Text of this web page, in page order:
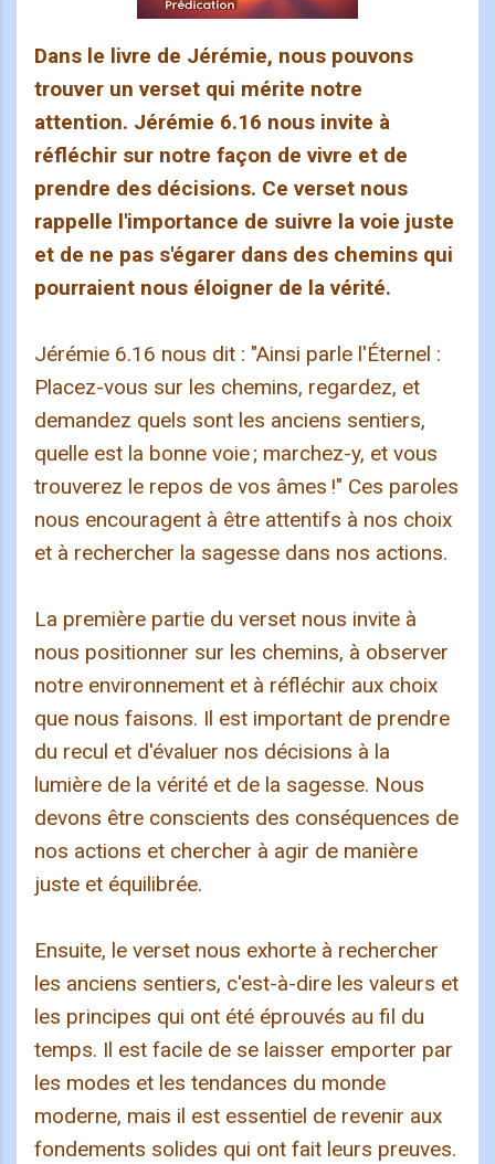
Dans le livre de Jérémie, nous pouvons
trouver un verset qui mérite notre
attention. Jérémie 6.16 nous invite à
réfléchir sur notre façon de vivre et de
prendre des décisions. Ce verset nous
rappelle l'importance de suivre la voie juste
et de ne pas s'égarer dans des chemins qui
pourraient nous éloigner de la vérité.
Jérémie 6.16 nous dit : "Ainsi parle l'Éternel :
Placez-vous sur les chemins, regardez, et
demandez quels sont les anciens sentiers,
quelle est la bonne voie ; marchez-y, et vous
trouverez le repos de vos âmes !" Ces paroles
nous encouragent à être attentifs à nos choix
et à rechercher la sagesse dans nos actions.
La première partie du verset nous invite à
nous positionner sur les chemins, à observer
notre environnement et à réfléchir aux choix
que nous faisons. Il est important de prendre
du recul et d'évaluer nos décisions à la
lumière de la vérité et de la sagesse. Nous
devons être conscients des conséquences de
nos actions et chercher à agir de manière
juste et équilibrée.
Ensuite, le verset nous exhorte à rechercher
les anciens sentiers, c'est-à-dire les valeurs et
les principes qui ont été éprouvés au fil du
temps. Il est facile de se laisser emporter par
les modes et les tendances du monde
moderne, mais il est essentiel de revenir aux
fondements solides qui ont fait leurs preuves.